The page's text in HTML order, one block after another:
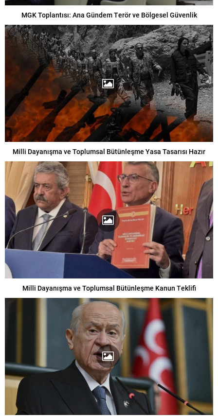
MGK Toplantısı: Ana Gündem Terör ve Bölgesel Güvenlik
Milli Dayanışma ve Toplumsal Bütünleşme Yasa Tasarısı Hazır
Milli Dayanışma ve Toplumsal Bütünleşme Kanun Teklifi